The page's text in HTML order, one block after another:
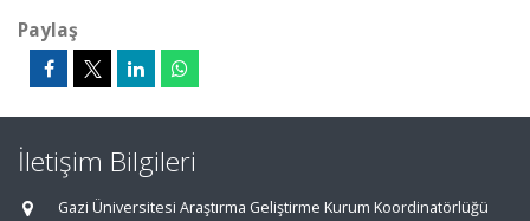
Paylaş
İletişim Bilgileri
Gazi Üniversitesi Araştırma Geliştirme Kurum Koordinatörlüğü